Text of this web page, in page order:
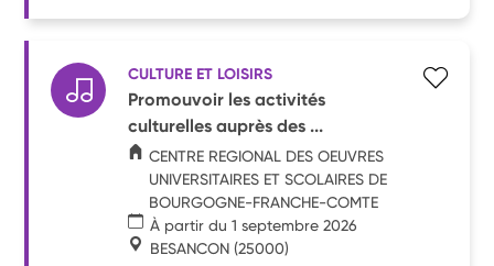
CULTURE ET LOISIRS
Promouvoir les activités
culturelles auprès des ...
CENTRE REGIONAL DES OEUVRES
UNIVERSITAIRES ET SCOLAIRES DE
BOURGOGNE-FRANCHE-COMTE
À partir du 1 septembre 2026
BESANCON (25000)